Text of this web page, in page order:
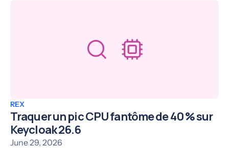
REX
Traquer un pic CPU fantôme de 40 % sur
Keycloak 26.6
June 29, 2026